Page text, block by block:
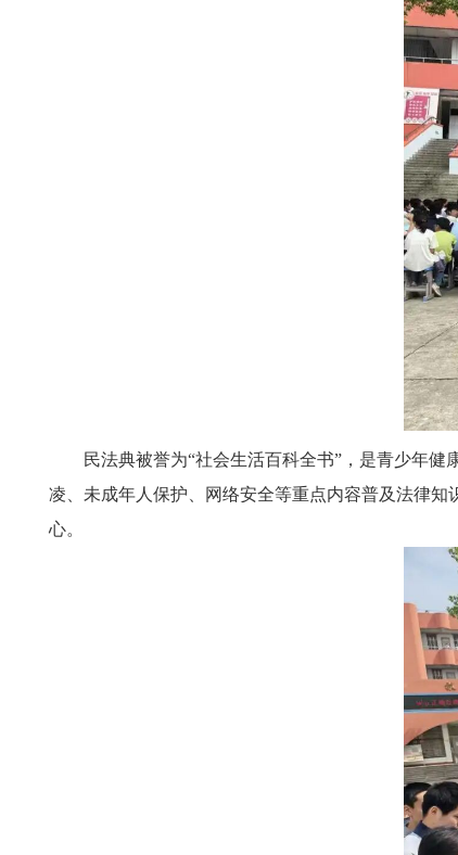
民法典被誉为“社会生活百科全书”，是青少年
凌、未成年人保护、网络安全等重点内容普及法律
心。